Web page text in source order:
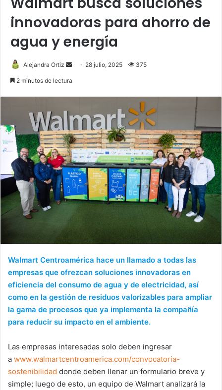
innovadoras para ahorro de
agua y energía
Alejandra Ortiz
Send 28 julio, 2025 375
2 minutos de lectura
Walmart Centroamérica hace un llamado a todas las
empresas que ofrezcan soluciones innovadoras en
eficiencia del consumo de agua y de electricidad, así
como en la gestión de residuos valorizables para ampliar
la gama de procesos que ya implementa la compañía
para reducir su impacto en el ambiente.
Las empresas interesadas solo deben ingresar
a www.walmartcentroamerica.com/convocatoria-
sostenibilidad donde deben llenar un formulario breve y
simple; luego de esto, un equipo de Walmart analizará la